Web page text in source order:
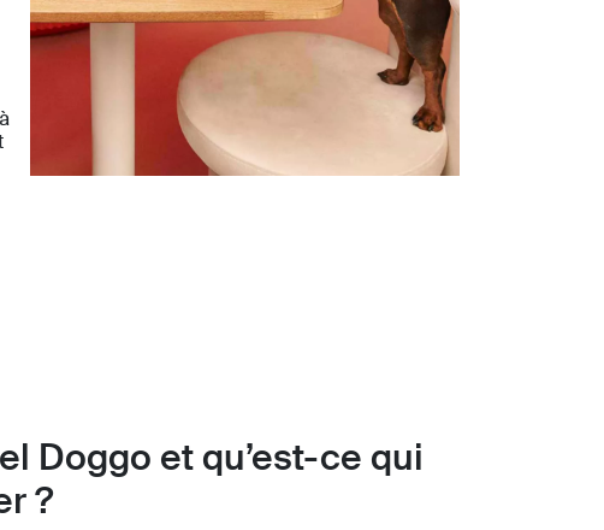
Doggo et qu’est-ce qui
?